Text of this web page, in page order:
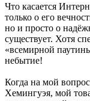
Что касается
только о его
но и просто о
существует. Хотя
«всемирной
небытие!
Когда на мой
Хемингуэя, мой